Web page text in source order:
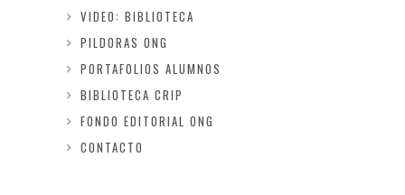
VIDEO: BIBLIOTECA
PILDORAS ONG
PORTAFOLIOS ALUMNOS
BIBLIOTECA CRIP
FONDO EDITORIAL ONG
CONTACTO